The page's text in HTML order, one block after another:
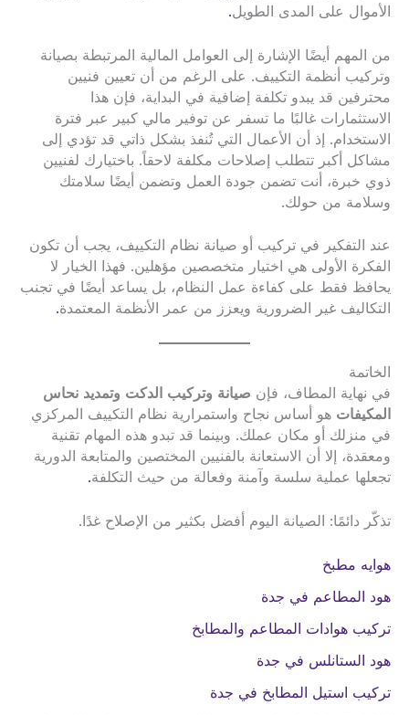
الأموال على المدى الطويل.
من المهم أيضًا الإشارة إلى العوامل المالية المرتبطة بصيانة
وتركيب أنظمة التكييف. على الرغم من أن تعيين فنيين
محترفين قد يبدو تكلفة إضافية في البداية، فإن هذا
الاستثمارات غالبًا ما تسفر عن توفير مالي كبير عبر فترة
الاستخدام. إذ أن الأعمال التي تُنفذ بشكل ذاتي قد تؤدي إلى
مشاكل أكبر تتطلب إصلاحات مكلفة لاحقاً. باختيارك لفنيين
ذوي خبرة، أنت تضمن جودة العمل وتضمن أيضًا سلامتك
وسلامة من حولك.
عند التفكير في تركيب أو صيانة نظام التكييف، يجب أن تكون
الفكرة الأولى هي اختيار متخصصين مؤهلين. فهذا الخيار لا
يحافظ فقط على كفاءة عمل النظام، بل يساعد أيضًا في تجنب
التكاليف غير الضرورية ويعزز من عمر الأنظمة المعتمدة.
الخاتمة
في نهاية المطاف، فإن صيانة وتركيب الدكت وتمديد نحاس
المكيفات هو أساس نجاح واستمرارية نظام التكييف المركزي
في منزلك أو مكان عملك. وبينما قد تبدو هذه المهام تقنية
ومعقدة، إلا أن الاستعانة بالفنيين المختصين والمتابعة الدورية
تجعلها عملية سلسة وآمنة وفعالة من حيث التكلفة.
تذكّر دائمًا: الصيانة اليوم أفضل بكثير من الإصلاح غدًا.
هوايه مطبخ
هود المطاعم في جدة
تركيب هوادات المطاعم والمطابخ
هود الستانلس في جدة
تركيب استيل المطابخ في جدة